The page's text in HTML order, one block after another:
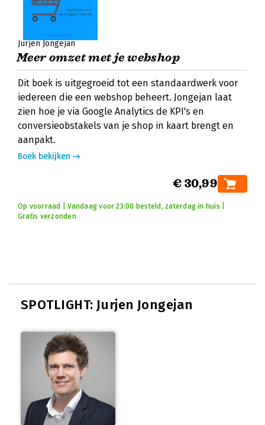
Jurjen Jongejan
Meer omzet met je webshop
Dit boek is uitgegroeid tot een standaardwerk voor
iedereen die een webshop beheert. Jongejan laat
zien hoe je via Google Analytics de KPI's en
conversieobstakels van je shop in kaart brengt en
aanpakt.
Boek bekijken
€ 30,99
Op voorraad | Vandaag voor 23:00 besteld, zaterdag in huis |
Gratis verzonden
SPOTLIGHT: Jurjen Jongejan